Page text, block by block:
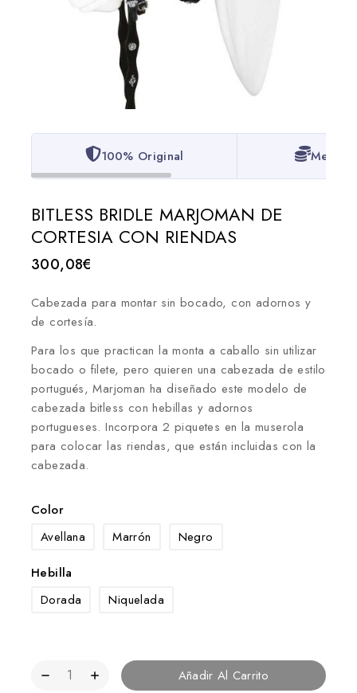
100% Original Mejor
BITLESS BRIDLE MARJOMAN DE
CORTESIA CON RIENDAS
300,08€
Cabezada para montar sin bocado, con adornos y
de cortesía.
Para los que practican la monta a caballo sin utilizar
bocado o filete, pero quieren una cabezada de estilo
portugués, Marjoman ha diseñado este modelo de
cabezada bitless con hebillas y adornos
portugueses. Incorpora 2 piquetes en la muserola
para colocar las riendas, que están incluidas con la
cabezada.
Color
Avellana
Marrón Negro
Hebilla
Dorada
Niquelada
Añadir Al Carrito